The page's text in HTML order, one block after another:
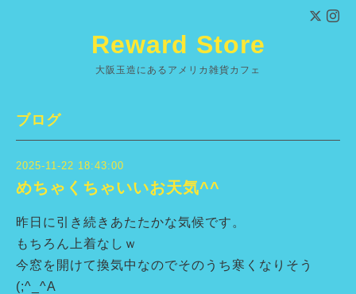
Reward Store
大阪玉造にあるアメリカ雑貨カフェ
ブログ
2025-11-22 18:43:00
めちゃくちゃいいお天気^^
昨日に引き続きあたたかな気候です。
もちろん上着なしｗ
今窓を開けて換気中なのでそのうち寒くなりそう
(;^_^A